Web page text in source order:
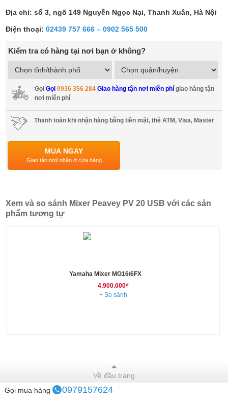
Địa chỉ: số 3, ngõ 149 Nguyễn Ngọc Nại, Thanh Xuân, Hà Nội
Điện thoại:02439 757 666 – 0902 565 500
Kiểm tra có hàng tại nơi bạn ở không?
GọiGọi0936 356 284Giao hàng tận nơi miễn phí giao hàng tận
nơi miễn phí
Thanh toán khi nhận hàng bằng tiền mặt, thẻ ATM, Visa, Master
MUA NGAY
Giao tận nơi/ nhận ở cửa hàng
Xem và so sánh Mixer Peavey PV 20 USB với các sản
phẩm tương tự
Yamaha Mixer MG16/6FX
4.900.000₫
+ So sánh
Về đầu trang
Gọi mua hàng
0979157624